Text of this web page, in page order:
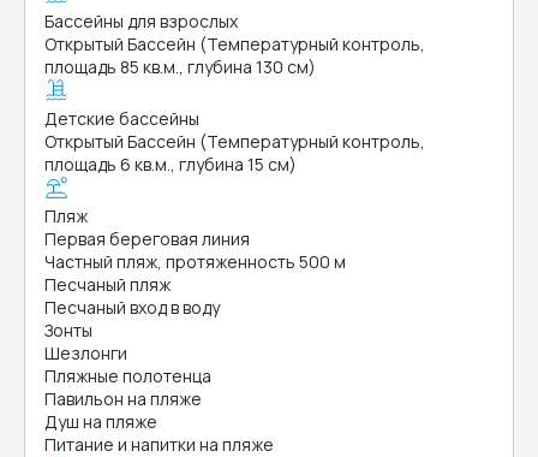
Бассейны для взрослых
Открытый Бассейн (Температурный контроль,
площадь 85 кв.м., глубина 130 см)
Детские бассейны
Открытый Бассейн (Температурный контроль,
площадь 6 кв.м., глубина 15 см)
Пляж
Первая береговая линия
Частный пляж, протяженность 500 м
Песчаный пляж
Песчаный вход в воду
Зонты
Шезлонги
Пляжные полотенца
Павильон на пляже
Душ на пляже
Питание и напитки на пляже